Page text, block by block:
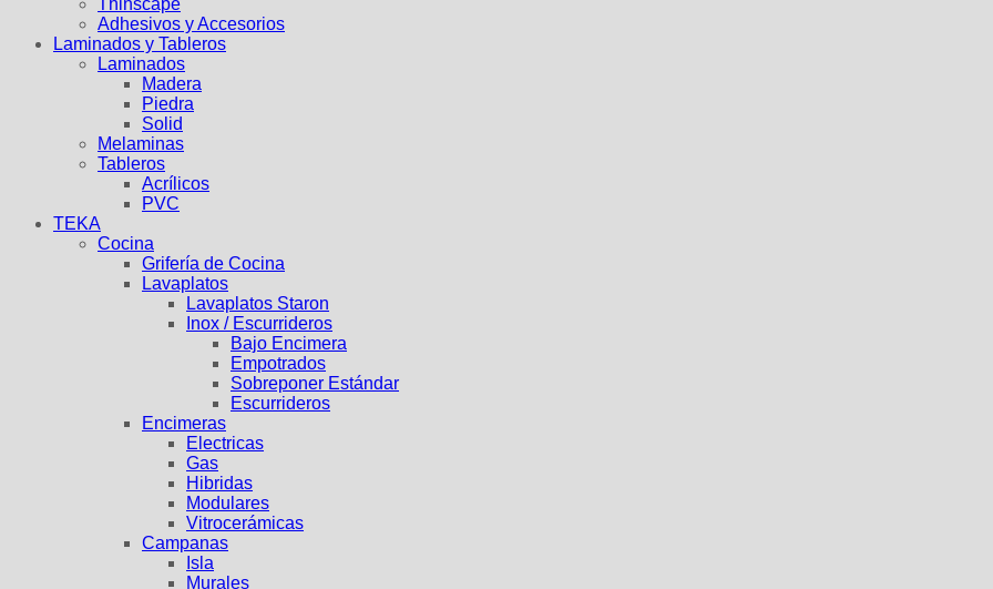
Thinscape
Adhesivos y Accesorios
Laminados y Tableros
Laminados
Madera
Piedra
Solid
Melaminas
Tableros
Acrílicos
PVC
TEKA
Cocina
Grifería de Cocina
Lavaplatos
Lavaplatos Staron
Inox / Escurrideros
Bajo Encimera
Empotrados
Sobreponer Estándar
Escurrideros
Encimeras
Electricas
Gas
Hibridas
Modulares
Vitrocerámicas
Campanas
Isla
Murales